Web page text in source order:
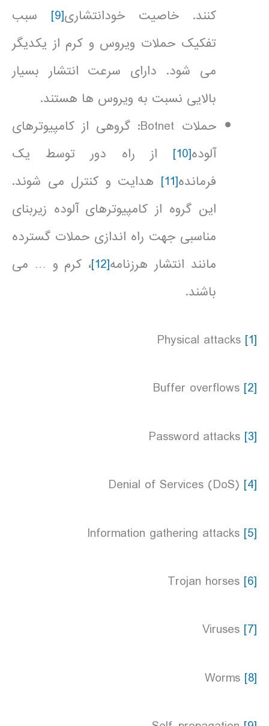
کنند. خاصیت خودانتشاری[9]
سبب
تفکیک حملات ویروس و کرم از یکدیگر
می شود. دارای سرعت انتشار بسیار
بالایی نسبت به ویروس ها هستند.
حملات Botnet: گروهی از کامپیوترهای
آلوده[10]
از راه دور توسط یک
فرمانده[11]
هدایت و کنترل می شوند.
این گروه از کامپیوترهای آلوده زیربنای
مناسبی جهت راه اندازی حملات گسترده
مانند انتشار هرزنامه[12]
، کرم و … می
باشند.
[1]
[2]
[3]
[4]
[5]
[6]
[7]
[8]